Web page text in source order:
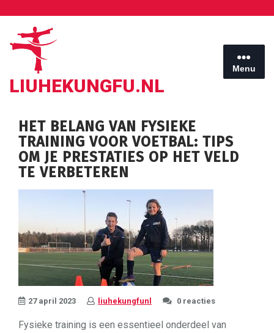
inhoud
LIUHEKUNGFU.NL
Menu
HET BELANG VAN FYSIEKE
TRAINING VOOR VOETBAL: TIPS
OM JE PRESTATIES OP HET VELD
TE VERBETEREN
27 april 2023 liuhekungfunl 0 reacties
Fysieke training is een essentieel onderdeel van